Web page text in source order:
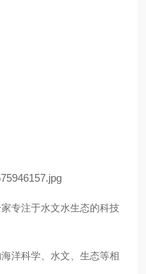
专注于水文水生态的科技
洋科学、水文、生态等相